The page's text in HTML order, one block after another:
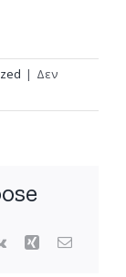
| Δεν
Vk Xing Email